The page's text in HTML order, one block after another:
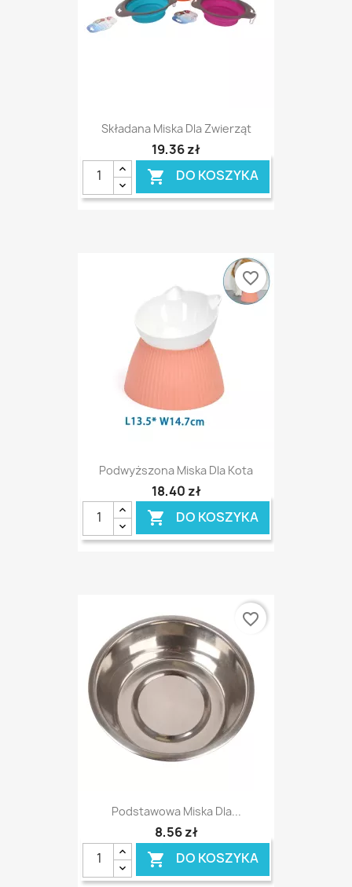
Składana Miska Dla Zwierząt
19,36 zł
 DO KOSZYKA
Podwyższona Miska Dla Kota
18,40 zł
 DO KOSZYKA
favorite_border
Podstawowa Miska Dla...
8,56 zł
 DO KOSZYKA
favorite_border